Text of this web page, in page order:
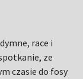
race i
ze
czasie do fosy